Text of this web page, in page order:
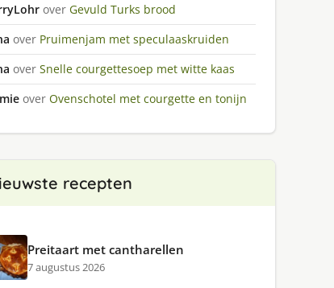
over Gevuld Turks brood
over Pruimenjam met speculaaskruiden
over Snelle courgettesoep met witte kaas
over Ovenschotel met courgette en tonijn
recepten
Preitaart met cantharellen
7 augustus 2026